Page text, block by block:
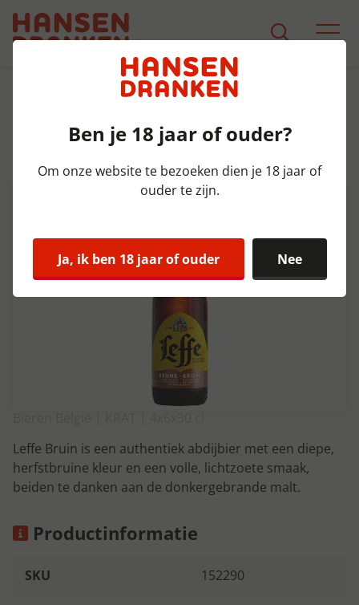
Product Detail
Leffe Dubbel 6p Krat 4x6x30 cl
6,5%
Leffe Bruin is een authentiek abdijbier met een diepe,
herfstbruine kleur en een volle, lichtzoete smaak,
beiden te danken aan de donkergebrande malt.
Productinformatie
SKU 152290
Ben je 18 jaar of ouder?
Om onze website te bezoeken dien je 18 jaar of
ouder te zijn.
Ja, ik ben 18 jaar of ouder Nee